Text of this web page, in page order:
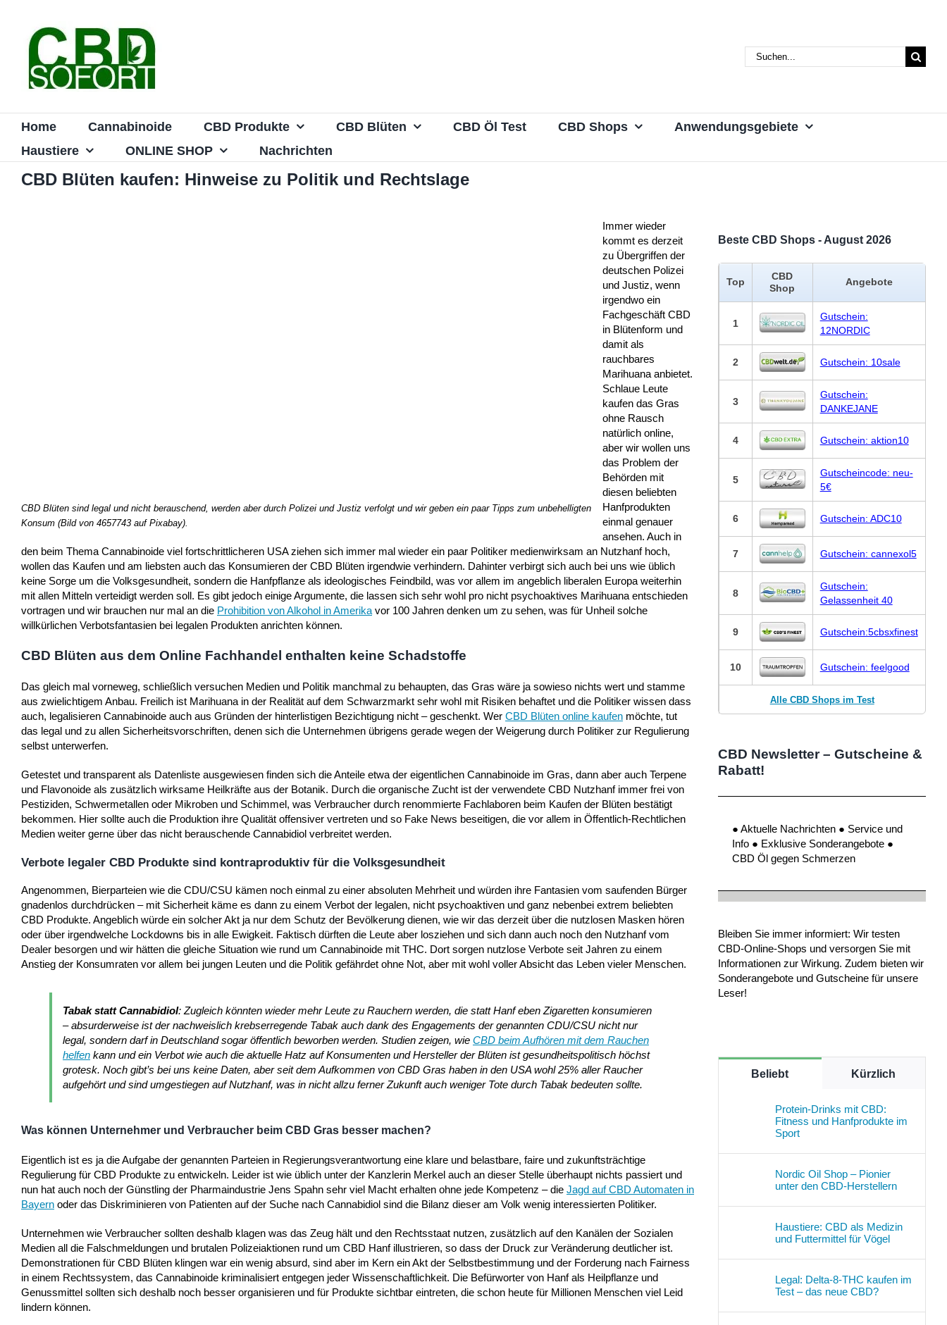
springen
Suche
nach:
Home Cannabinoide CBD Produkte CBD Blüten CBD Öl Test CBD Shops
Anwendungsgebiete
Haustiere
ONLINE SHOP Nachrichten
CBD Blüten kaufen: Hinweise zu Politik und Rechtslage
CBD Blüten sind legal und nicht berauschend, werden aber durch Polizei und Justiz verfolgt und wir geben ein paar Tipps zum unbehelligten
Konsum (Bild von 4657743 auf Pixabay).
Immer wieder
kommt es derzeit
zu Übergriffen der
deutschen Polizei
und Justiz, wenn
irgendwo ein
Fachgeschäft CBD
in Blütenform und
damit als
rauchbares
Marihuana anbietet.
Schlaue Leute
kaufen das Gras
ohne Rausch
natürlich online,
aber wir wollen uns
das Problem der
Behörden mit
diesen beliebten
Hanfprodukten
einmal genauer
ansehen. Auch in
den beim Thema Cannabinoide viel fortschrittlicheren USA ziehen sich immer mal wieder ein paar Politiker medienwirksam an Nutzhanf hoch,
wollen das Kaufen und am liebsten auch das Konsumieren der CBD Blüten irgendwie verhindern. Dahinter verbirgt sich auch bei uns wie üblich
keine Sorge um die Volksgesundheit, sondern die Hanfpflanze als ideologisches Feindbild, was vor allem im angeblich liberalen Europa weiterhin
mit allen Mitteln verteidigt werden soll. Es gibt jedoch einige Argumente, die lassen sich sehr wohl pro nicht psychoaktives Marihuana entschieden
vortragen und wir brauchen nur mal an die Prohibition von Alkohol in Amerika vor 100 Jahren denken um zu sehen, was für Unheil solche
willkürlichen Verbotsfantasien bei legalen Produkten anrichten können.
CBD Blüten aus dem Online Fachhandel enthalten keine Schadstoffe
Das gleich mal vorneweg, schließlich versuchen Medien und Politik manchmal zu behaupten, das Gras wäre ja sowieso nichts wert und stamme
aus zwielichtigem Anbau. Freilich ist Marihuana in der Realität auf dem Schwarzmarkt sehr wohl mit Risiken behaftet und die Politiker wissen dass
auch, legalisieren Cannabinoide auch aus Gründen der hinterlistigen Bezichtigung nicht – geschenkt. Wer CBD Blüten online kaufen möchte, tut
das legal und zu allen Sicherheitsvorschriften, denen sich die Unternehmen übrigens gerade wegen der Weigerung durch Politiker zur Regulierung
selbst unterwerfen.
Getestet und transparent als Datenliste ausgewiesen finden sich die Anteile etwa der eigentlichen Cannabinoide im Gras, dann aber auch Terpene
und Flavonoide als zusätzlich wirksame Heilkräfte aus der Botanik. Durch die organische Zucht ist der verwendete CBD Nutzhanf immer frei von
Pestiziden, Schwermetallen oder Mikroben und Schimmel, was Verbraucher durch renommierte Fachlaboren beim Kaufen der Blüten bestätigt
bekommen. Hier sollte auch die Produktion ihre Qualität offensiver vertreten und so Fake News beseitigen, die vor allem in Öffentlich-Rechtlichen
Medien weiter gerne über das nicht berauschende Cannabidiol verbreitet werden.
Verbote legaler CBD Produkte sind kontraproduktiv für die Volksgesundheit
Angenommen, Bierparteien wie die CDU/CSU kämen noch einmal zu einer absoluten Mehrheit und würden ihre Fantasien vom saufenden Bürger
gnadenlos durchdrücken – mit Sicherheit käme es dann zu einem Verbot der legalen, nicht psychoaktiven und ganz nebenbei extrem beliebten
CBD Produkte. Angeblich würde ein solcher Akt ja nur dem Schutz der Bevölkerung dienen, wie wir das derzeit über die nutzlosen Masken hören
oder über irgendwelche Lockdowns bis in alle Ewigkeit. Faktisch dürften die Leute aber losziehen und sich dann auch noch den Nutzhanf vom
Dealer besorgen und wir hätten die gleiche Situation wie rund um Cannabinoide mit THC. Dort sorgen nutzlose Verbote seit Jahren zu einem
Anstieg der Konsumraten vor allem bei jungen Leuten und die Politik gefährdet ohne Not, aber mit wohl voller Absicht das Leben vieler Menschen.
Tabak statt Cannabidiol: Zugleich könnten wieder mehr Leute zu Rauchern werden, die statt Hanf eben Zigaretten konsumieren
– absurderweise ist der nachweislich krebserregende Tabak auch dank des Engagements der genannten CDU/CSU nicht nur
legal, sondern darf in Deutschland sogar öffentlich beworben werden. Studien zeigen, wie CBD beim Aufhören mit dem Rauchen
helfen kann und ein Verbot wie auch die aktuelle Hatz auf Konsumenten und Hersteller der Blüten ist gesundheitspolitisch höchst
grotesk. Noch gibt’s bei uns keine Daten, aber seit dem Aufkommen von CBD Gras haben in den USA wohl 25% aller Raucher
aufgehört und sind umgestiegen auf Nutzhanf, was in nicht allzu ferner Zukunft auch weniger Tote durch Tabak bedeuten sollte.
Was können Unternehmer und Verbraucher beim CBD Gras besser machen?
Eigentlich ist es ja die Aufgabe der genannten Parteien in Regierungsverantwortung eine klare und belastbare, faire und zukunftsträchtige
Regulierung für CBD Produkte zu entwickeln. Leider ist wie üblich unter der Kanzlerin Merkel auch an dieser Stelle überhaupt nichts passiert und
nun hat auch noch der Günstling der Pharmaindustrie Jens Spahn sehr viel Macht erhalten ohne jede Kompetenz – die Jagd auf CBD Automaten in
Bayern oder das Diskriminieren von Patienten auf der Suche nach Cannabidiol sind die Bilanz dieser am Volk wenig interessierten Politiker.
Unternehmen wie Verbraucher sollten deshalb klagen was das Zeug hält und den Rechtsstaat nutzen, zusätzlich auf den Kanälen der Sozialen
Medien all die Falschmeldungen und brutalen Polizeiaktionen rund um CBD Hanf illustrieren, so dass der Druck zur Veränderung deutlicher ist.
Demonstrationen für CBD Blüten klingen war ein wenig absurd, sind aber im Kern ein Akt der Selbstbestimmung und der Forderung nach Fairness
in einem Rechtssystem, das Cannabinoide kriminalisiert entgegen jeder Wissenschaftlichkeit. Die Befürworter von Hanf als Heilpflanze und
Genussmittel sollten sich deshalb noch besser organisieren und für Produkte sichtbar eintreten, die schon heute für Millionen Menschen viel Leid
lindern können.
Beste CBD Shops - August 2026
Top
CBD
Shop
Angebote
1
Gutschein:
12NORDIC
2 Gutschein: 10sale
3
Gutschein:
DANKEJANE
4 Gutschein: aktion10
5
Gutscheincode: neu-
5€
6 Gutschein: ADC10
7 Gutschein: cannexol5
8
Gutschein:
Gelassenheit 40
9 Gutschein:5cbsxfinest
10 Gutschein: feelgood
Alle CBD Shops im Test
CBD Newsletter – Gutscheine &
Rabatt!
● Aktuelle Nachrichten ● Service und
Info ● Exklusive Sonderangebote ●
CBD Öl gegen Schmerzen
Bleiben Sie immer informiert: Wir testen
CBD-Online-Shops und versorgen Sie mit
Informationen zur Wirkung. Zudem bieten wir
Sonderangebote und Gutscheine für unsere
Leser!
Beliebt Kürzlich
Protein-Drinks mit CBD:
Fitness und Hanfprodukte im
Sport
Nordic Oil Shop – Pionier
unter den CBD-Herstellern
Haustiere: CBD als Medizin
und Futtermittel für Vögel
Legal: Delta-8-THC kaufen im
Test – das neue CBD?